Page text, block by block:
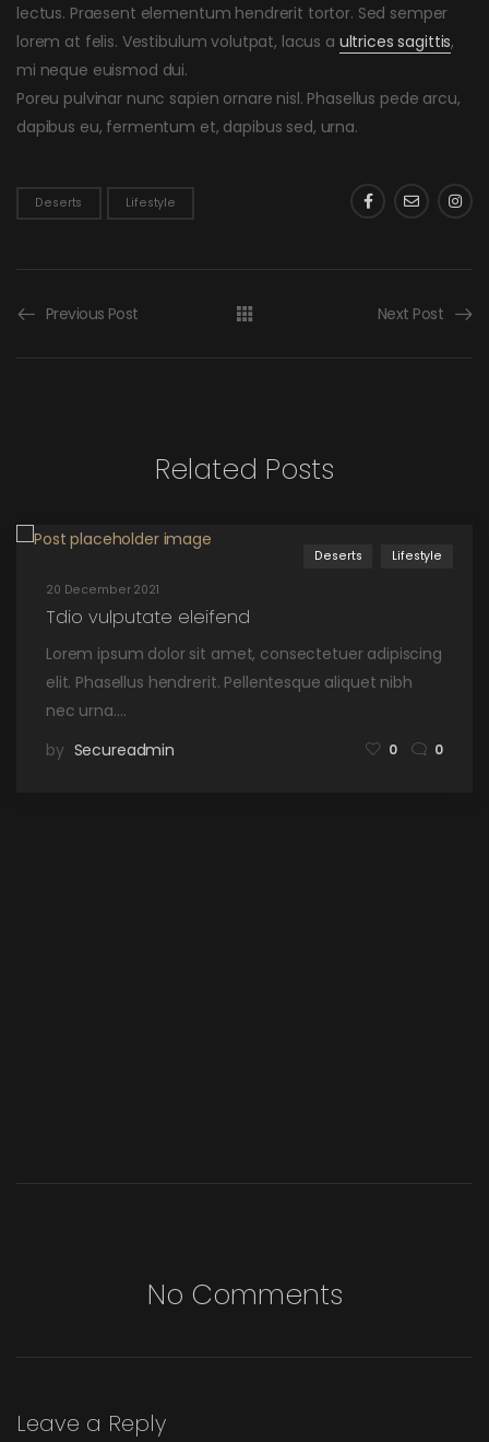
lectus. Praesent elementum hendrerit tortor. Sed semper
lorem at felis. Vestibulum volutpat, lacus a ultrices sagittis,
mi neque euismod dui.
Poreu pulvinar nunc sapien ornare nisl. Phasellus pede arcu,
dapibus eu, fermentum et, dapibus sed, urna.
Deserts Lifestyle
Previous Post Next Post
Related Posts
20 December 2021
Deserts Lifestyle
Tdio vulputate eleifend
Lorem ipsum dolor sit amet, consectetuer adipiscing
elit. Phasellus hendrerit. Pellentesque aliquet nibh
nec urna.…
by Secureadmin 0 0
No Comments
Leave a Reply